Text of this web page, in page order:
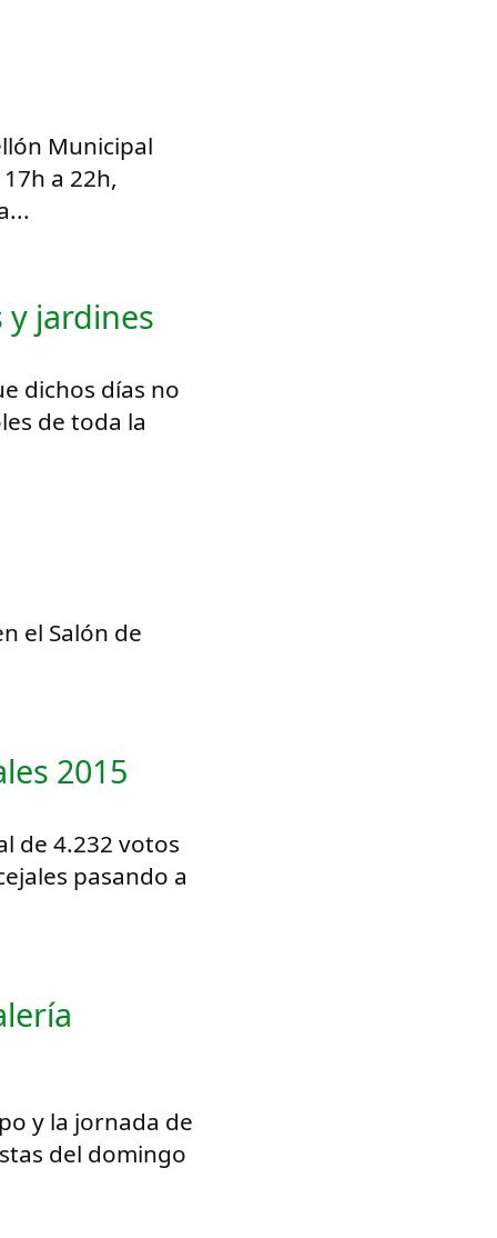
Municipal
a 22h,
jardines
dichos días no
de toda la
el Salón de
2015
de 4.232 votos
pasando a
y la jornada de
del domingo